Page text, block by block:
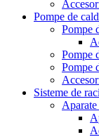
Pompe de
Pompe
Pompe
Pompe
Sisteme de